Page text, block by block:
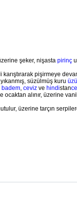
şeker, nişasta pirinç
pişirmeye
süzülmüş kuru
badem, ceviz ve hindistan
alınır, üzerine
üzerine tarçın